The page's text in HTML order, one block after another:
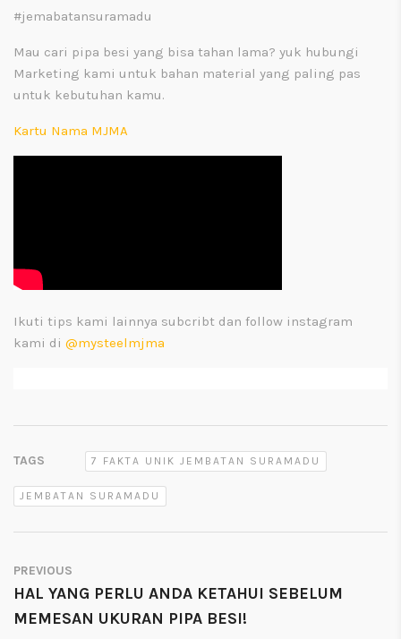
#jemabatansuramadu
Mau cari pipa besi yang bisa tahan lama? yuk hubungi
Marketing kami untuk bahan material yang paling pas
untuk kebutuhan kamu.
Kartu Nama MJMA
Ikuti tips kami lainnya subcribt dan follow instagram
kami di @mysteelmjma
TAGS 7 FAKTA UNIK JEMBATAN SURAMADU
JEMBATAN SURAMADU
PREVIOUS
HAL YANG PERLU ANDA KETAHUI SEBELUM
MEMESAN UKURAN PIPA BESI!